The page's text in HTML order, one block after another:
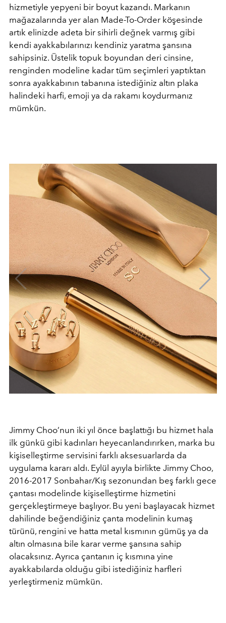
hizmetiyle yepyeni bir boyut kazandı. Markanın
mağazalarında yer alan Made-To-Order köşesinde
artık elinizde adeta bir sihirli değnek varmış gibi
kendi ayakkabılarınızı kendiniz yaratma şansına
sahipsiniz. Üstelik topuk boyundan deri cinsine,
renginden modeline kadar tüm seçimleri yaptıktan
sonra ayakkabının tabanına istediğiniz altın plaka
halindeki harfi, emoji ya da rakamı koydurmanız
mümkün.
Jimmy Choo’nun iki yıl önce başlattığı bu hizmet hala
ilk günkü gibi kadınları heyecanlandırırken, marka bu
kişiselleştirme servisini farklı aksesuarlarda da
uygulama kararı aldı. Eylül ayıyla birlikte Jimmy Choo,
2016-2017 Sonbahar/Kış sezonundan beş farklı gece
çantası modelinde kişiselleştirme hizmetini
gerçekleştirmeye başlıyor. Bu yeni başlayacak hizmet
dahilinde beğendiğiniz çanta modelinin kumaş
türünü, rengini ve hatta metal kısmının gümüş ya da
altın olmasına bile karar verme şansına sahip
olacaksınız. Ayrıca çantanın iç kısmına yine
ayakkabılarda olduğu gibi istediğiniz harfleri
yerleştirmeniz mümkün.